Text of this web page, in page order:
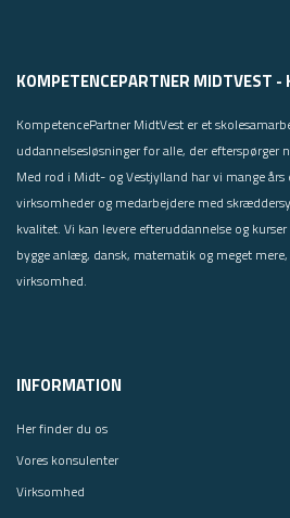
KOMPETENCEPARTNER MIDTVEST -
KompetencePartner MidtVest er et
uddannelsesløsninger for alle, der efterspørger
Med rod i Midt- og Vestjylland har vi mange
virksomheder og medarbejdere med
kvalitet. Vi kan levere efteruddannelse og
bygge anlæg, dansk, matematik og meget
virksomhed.
INFORMATION
Her finder du os
Vores konsulenter
Virksomhed